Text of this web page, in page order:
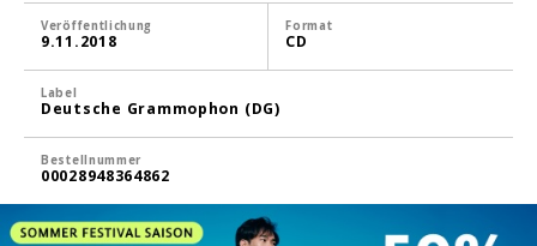
Veröffentlichung
9.11.2018
Format
CD
Label
Deutsche Grammophon (DG)
Bestellnummer
00028948364862